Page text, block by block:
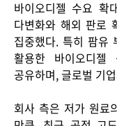
Contact
바이오디젤 수요 확
다변화와 해외 판로
집중했다.특히 팜유
활용한 바이오디
공유하며,글로벌 기
회사 측은 저가 원료